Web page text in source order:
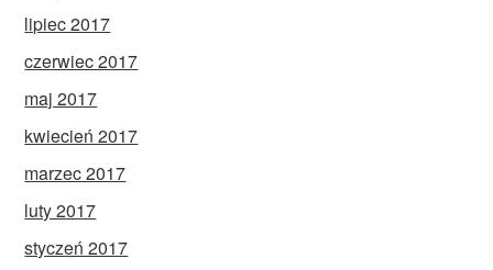
lipiec 2017
czerwiec 2017
maj 2017
kwiecień 2017
marzec 2017
luty 2017
styczeń 2017